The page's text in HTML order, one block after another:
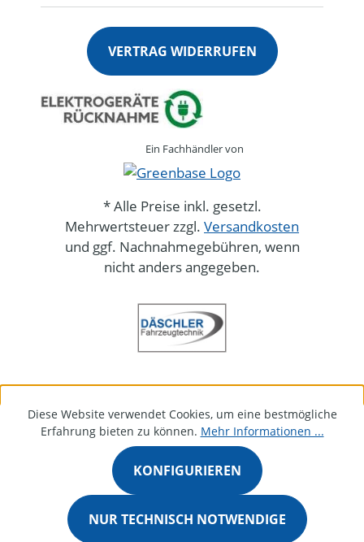
VERTRAG WIDERRUFEN
Ein Fachhändler von
* Alle Preise inkl. gesetzl.
Mehrwertsteuer zzgl. Versandkosten
und ggf. Nachnahmegebühren, wenn
nicht anders angegeben.
Diese Website verwendet Cookies, um eine bestmögliche
Erfahrung bieten zu können. Mehr Informationen ...
NUR TECHNISCH NOTWENDIGE
KONFIGURIEREN